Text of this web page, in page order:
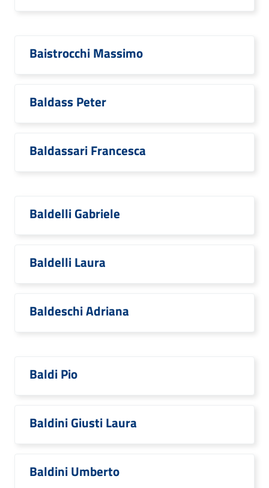
Baistrocchi Massimo
Baldass Peter
Baldassari Francesca
Baldelli Gabriele
Baldelli Laura
Baldeschi Adriana
Baldi Pio
Baldini Giusti Laura
Baldini Umberto